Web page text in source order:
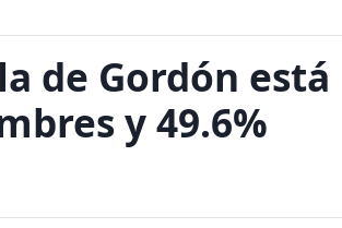
de Gordón está
y 49.6%